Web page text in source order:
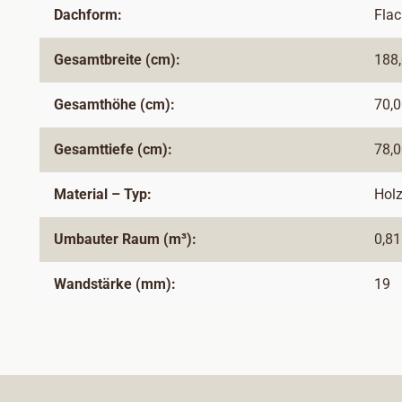
Dachform:
Gesamtbreite (cm):
Gesamthöhe (cm):
Gesamttiefe (cm):
Material – Typ: Holz
Umbauter Raum (m³): 0,81
Wandstärke (mm): 19